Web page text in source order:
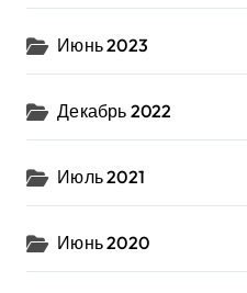
Июнь 2023
Декабрь 2022
Июль 2021
Июнь 2020